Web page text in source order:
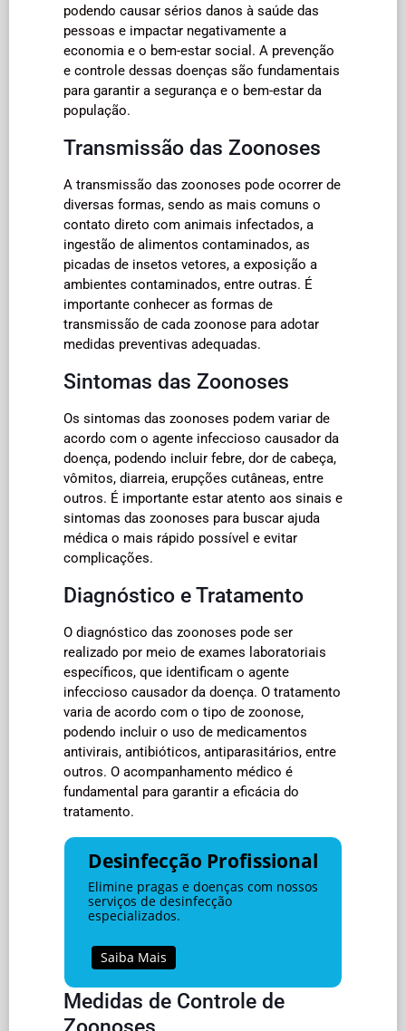
podendo causar sérios danos à saúde das
pessoas e impactar negativamente a
economia e o bem-estar social. A prevenção
e controle dessas doenças são fundamentais
para garantir a segurança e o bem-estar da
população.
Transmissão das Zoonoses
A transmissão das zoonoses pode ocorrer de
diversas formas, sendo as mais comuns o
contato direto com animais infectados, a
ingestão de alimentos contaminados, as
picadas de insetos vetores, a exposição a
ambientes contaminados, entre outras. É
importante conhecer as formas de
transmissão de cada zoonose para adotar
medidas preventivas adequadas.
Sintomas das Zoonoses
Os sintomas das zoonoses podem variar de
acordo com o agente infeccioso causador da
doença, podendo incluir febre, dor de cabeça,
vômitos, diarreia, erupções cutâneas, entre
outros. É importante estar atento aos sinais e
sintomas das zoonoses para buscar ajuda
médica o mais rápido possível e evitar
complicações.
Diagnóstico e Tratamento
O diagnóstico das zoonoses pode ser
realizado por meio de exames laboratoriais
específicos, que identificam o agente
infeccioso causador da doença. O tratamento
varia de acordo com o tipo de zoonose,
podendo incluir o uso de medicamentos
antivirais, antibióticos, antiparasitários, entre
outros. O acompanhamento médico é
fundamental para garantir a eficácia do
tratamento.
Desinfecção Profissional
Elimine pragas e doenças com nossos
serviços de desinfecção
especializados.
Saiba Mais
Medidas de Controle de